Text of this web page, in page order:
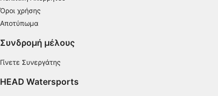
Όροι χρήσης
Αποτύπωμα
Συνδρομή μέλους
Γίνετε Συνεργάτης
HEAD Watersports
Δημιουργία προφίλ για εξατομίκευση
περιεχομένου
Χρήση προφίλ για επιλογή εξατομικευμένου
περιεχομένου